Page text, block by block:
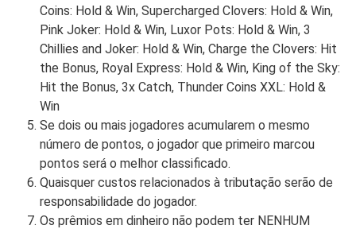
Coins: Hold & Win, Supercharged Clovers: Hold & Win,
Pink Joker: Hold & Win, Luxor Pots: Hold & Win, 3
Chillies and Joker: Hold & Win, Charge the Clovers: Hit
the Bonus, Royal Express: Hold & Win, King of the Sky:
Hit the Bonus, 3x Catch, Thunder Coins XXL: Hold &
Win
Se dois ou mais jogadores acumularem o mesmo
número de pontos, o jogador que primeiro marcou
pontos será o melhor classificado.
Quaisquer custos relacionados à tributação serão de
responsabilidade do jogador.
Os prêmios em dinheiro não podem ter NENHUM